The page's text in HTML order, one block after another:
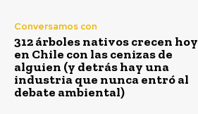
Conversamos con
312 árboles nativos crecen hoy
en Chile con las cenizas de
alguien (y detrás hay una
industria que nunca entró al
debate ambiental)